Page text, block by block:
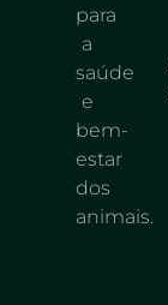
para
a
saúde
e
bem-
estar
dos
animais.